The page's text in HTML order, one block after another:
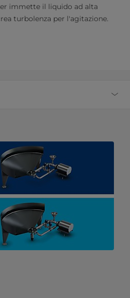
immette il liquido ad alta
turbolenza per l'agitazione.